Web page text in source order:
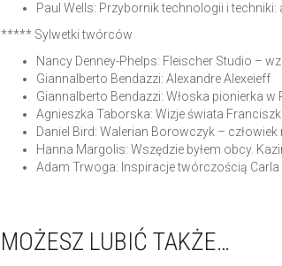
Paul Wells: Przybornik technologii i
***** Sylwetki twórców
Nancy Denney-Phelps: Fleischer Studio –
Giannalberto Bendazzi: Alexandre Alexeieff
Giannalberto Bendazzi: Włoska pionierka w
Agnieszka Taborska: Wizje świata
Daniel Bird: Walerian Borowczyk – człowiek
Hanna Margolis: Wszędzie byłem obcy.
Adam Trwoga: Inspiracje twórczością Carla
MOŻESZ LUBIĆ TAKŻE…